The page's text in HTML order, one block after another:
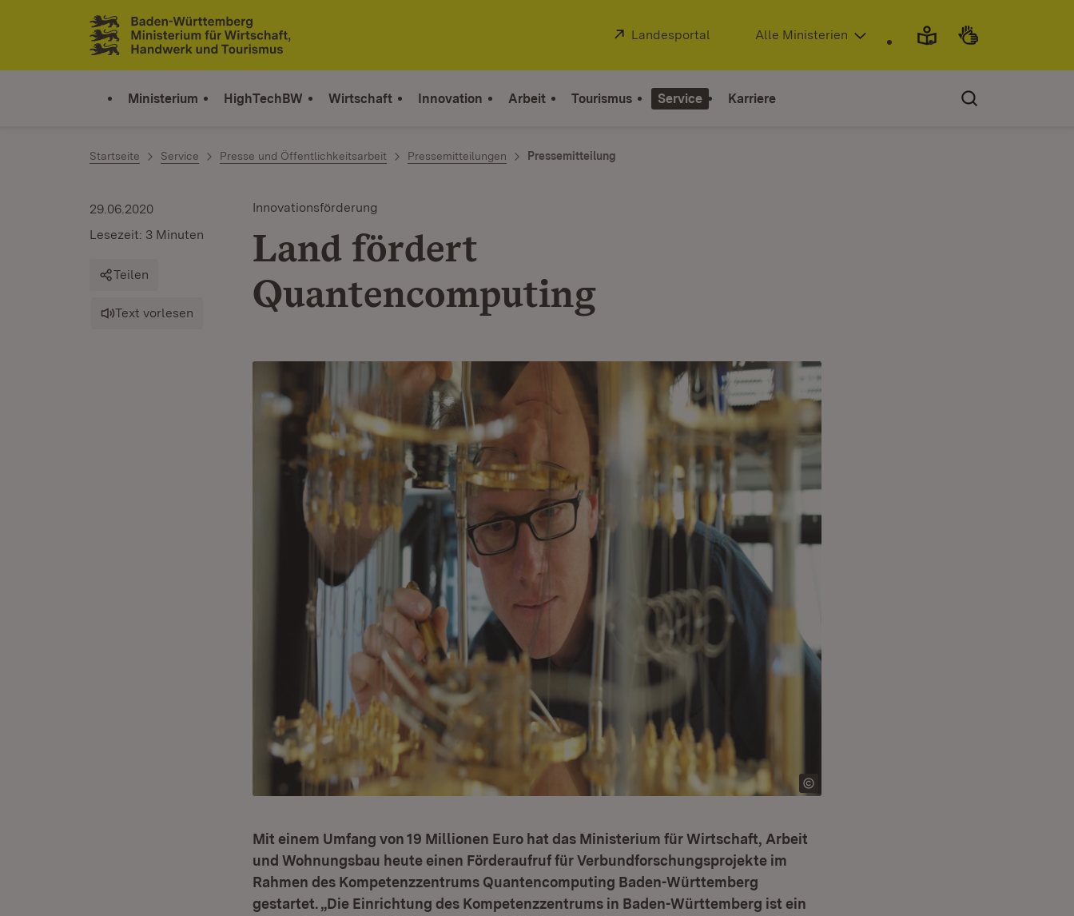
Zum Inhalt springen
Link zur Startseite
Extern:
Landesportal (Öffnet in neuem Fenster)
Alle Ministerien
Ministerium HighTechBW Wirtschaft Innovation Arbeit Tourismus Service Karriere
Startseite Service Presse und Öffentlichkeitsarbeit Pressemitteilungen Pressemitteilung
Innovationsförderung
Land fördert
Quantencomputing
29.06.2020
Lesezeit: 3 Minuten
Teilen
Text vorlesen
Mit einem Umfang von 19 Millionen Euro hat das Ministerium für Wirtschaft, Arbeit
und Wohnungsbau heute einen Förderaufruf für Verbundforschungsprojekte im
Rahmen des Kompetenzzentrums Quantencomputing Baden-Württemberg
gestartet. „Die Einrichtung des Kompetenzzentrums in Baden-Württemberg ist ein